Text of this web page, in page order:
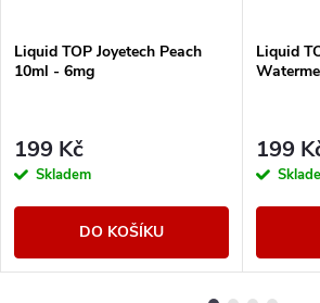
Liquid TOP Joyetech Peach
10ml - 6mg
199 Kč
Skladem
DO KOŠÍKU
Liquid
199